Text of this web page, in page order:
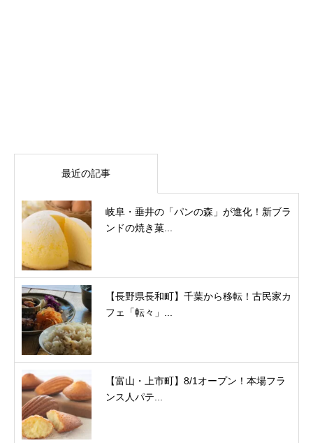
最近の記事
岐阜・垂井の「パンの森」が進化！新ブラ
ンドの焼き菓...
【長野県長和町】千葉から移転！古民家カ
フェ「転々」...
【富山・上市町】8/1オープン！本場フラ
ンス人パテ...